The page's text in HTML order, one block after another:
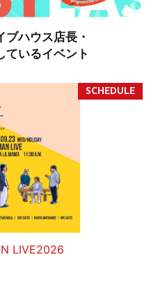
ブハウス店長・
ているイベント
LIVE2026